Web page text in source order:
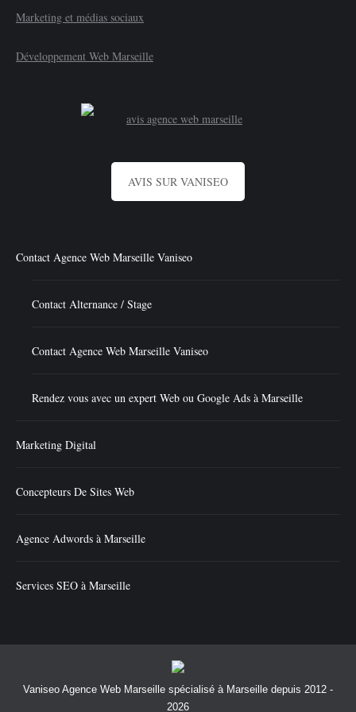
Marketing et médias sociaux
Développement Web Marseille
AVIS SUR VANISEO
Contact Agence Web Marseille Vaniseo
Contact Alternance / Stage
Contact Agence Web Marseille Vaniseo
Rendez vous avec un expert Web ou Google Ads à Marseille
Marketing Digital
Concepteurs De Sites Web
Agence Adwords à Marseille
Services SEO à Marseille
Vaniseo Agence Web Marseille spécialisé à Marseille depuis 2012 -
2026